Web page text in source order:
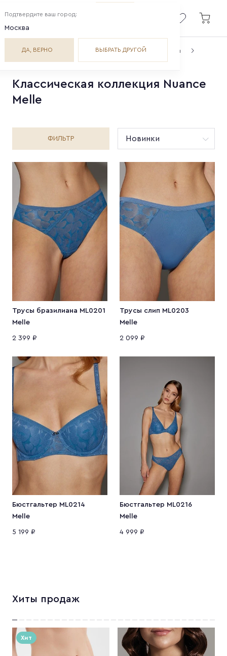
Главная
Классические коллекции
Nuance Melle
Классическая коллекция Nuance
Melle
ФИЛЬТР
Трусы бразилиана ML0201
Melle
2 399 ₽
Трусы слип ML0203
Melle
2 099 ₽
Бюстгальтер ML0214
Melle
5 199 ₽
Бюстгальтер ML0216
Melle
4 999 ₽
Хиты продаж
Хит
Подтвердите ваш город:
Москва
ДА, ВЕРНО ВЫБРАТЬ ДРУГОЙ